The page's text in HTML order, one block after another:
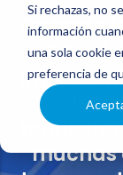
Si rechazas, no
información
una sola cookie
preferencia de
Durante
ha
de
muchas